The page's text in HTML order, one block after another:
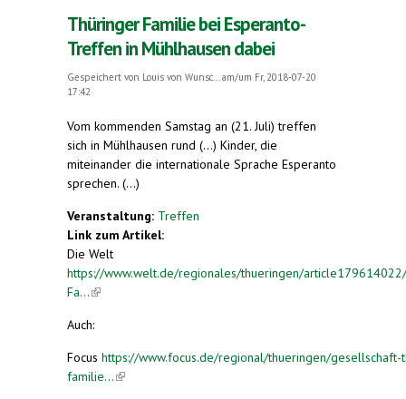
Thüringer Familie bei Esperanto-
Treffen in Mühlhausen dabei
Gespeichert von Louis von Wunsc...
am/um Fr, 2018-07-20
17:42
Vom kommenden Samstag an (21. Juli) treffen
sich in Mühlhausen rund (...) Kinder, die
miteinander die internationale Sprache Esperanto
sprechen. (...)
Veranstaltung: Treffen
Link zum Artikel:
Die Welt
https://www.welt.de/regionales/thueringen/
Fa...(link is external)
Auch:
Focus https://www.focus.de/regional/thueringen/gesellschaft-
familie...(link is external)